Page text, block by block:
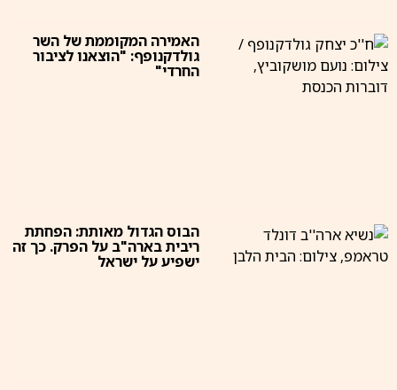
האמירה המקוממת של השר
גולדקנופף: "הוצאנו לציבור
החרדי"
הבוס הגדול מאותת: הפחתת
ריבית בארה"ב על הפרק. כך זה
ישפיע על ישראל